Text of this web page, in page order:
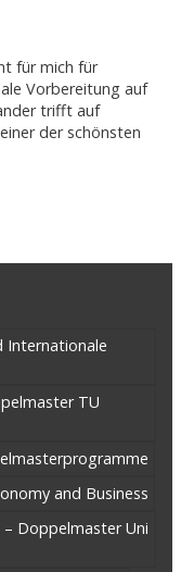
für mich für
Vorbereitung auf
trifft auf
der schönsten
Internationale
TU
and Business
Doppelmaster Uni